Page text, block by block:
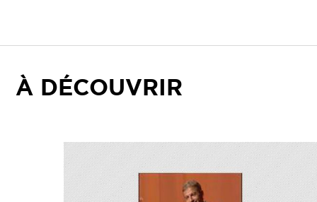
À DÉCOUVRIR